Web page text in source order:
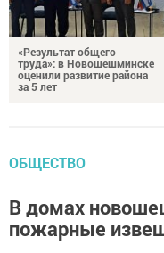
«Результат общего
труда»: в Новошешминске
оценили развитие района
за 5 лет
ОБЩЕСТВО
В домах
пожарные